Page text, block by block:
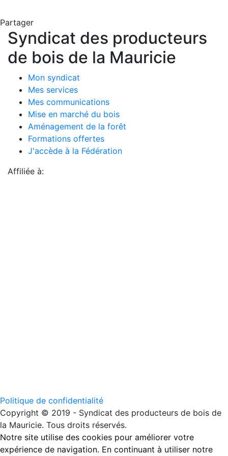
Partager
Syndicat des producteurs
de bois de la Mauricie
Mon syndicat
Mes services
Mes communications
Mise en marché du bois
Aménagement de la forêt
Formations offertes
J'accède à la Fédération
Affiliée à:
Politique de confidentialité
Copyright © 2019 - Syndicat des producteurs de bois de
la Mauricie. Tous droits réservés.
Notre site utilise des cookies pour améliorer votre
expérience de navigation. En continuant à utiliser notre